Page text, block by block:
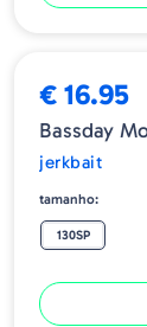
€ 16.95
Bassday
jerkbait
tamanho:
130SP